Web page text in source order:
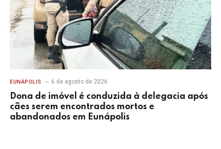
EUNÁPOLIS 6 de agosto de 2026
Dona de imóvel é conduzida à delegacia após
cães serem encontrados mortos e
abandonados em Eunápolis